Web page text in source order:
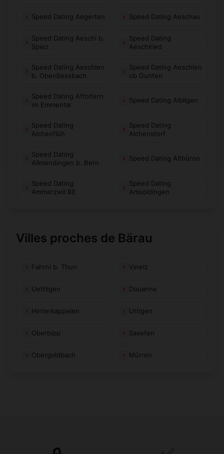
Speed Dating Aegerten Speed Dating Aeschau
Speed Dating Aeschi b.
Spiez
Speed Dating
Aeschiried
Speed Dating Aeschlen
b. Oberdiessbach
Speed Dating Aeschlen
ob Gunten
Speed Dating Affoltern
im Emmental
Speed Dating Albligen
Speed Dating
Alchenflüh
Speed Dating
Alchenstorf
Speed Dating
Allmendingen b. Bern
Speed Dating Altbüron
Speed Dating
Ammerzwil BE
Speed Dating
Amsoldingen
Villes proches de Bärau
Fahrni b. Thun Vinelz
Uettligen Douanne
Hinterkappelen Uttigen
Oberbipp Saxeten
Obergoldbach Mürren